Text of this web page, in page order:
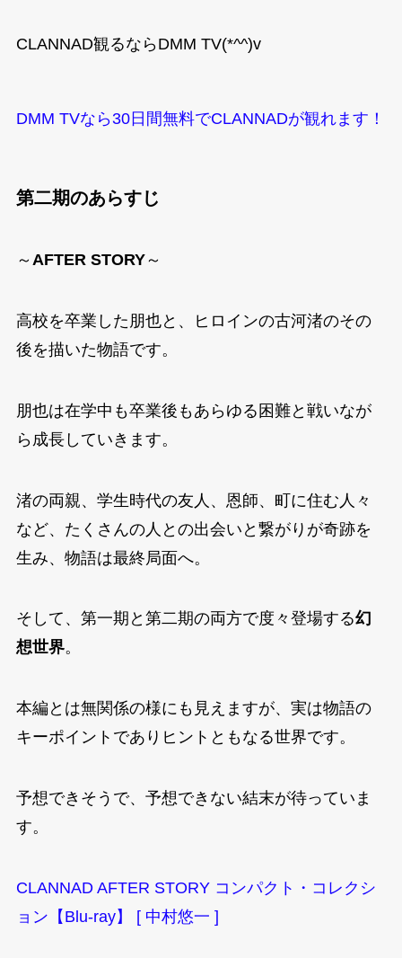
CLANNAD観るならDMM TV(*^^)v
DMM TVなら30日間無料でCLANNADが観れます！
第二期のあらすじ
～ AFTER STORY～
高校を卒業した朋也と、ヒロインの古河渚のその
後を描いた物語です。
朋也は在学中も卒業後もあらゆる困難と戦いなが
ら成長していきます。
渚の両親、学生時代の友人、恩師、町に住む人々
など、たくさんの人との出会いと繋がりが奇跡を
生み、物語は最終局面へ。
そして、第一期と第二期の両方で度々登場する幻
想世界。
本編とは無関係の様にも見えますが、実は物語の
キーポイントでありヒントともなる世界です。
予想できそうで、予想できない結末が待っていま
す。
CLANNAD AFTER STORY コンパクト・コレクシ
ョン【Blu-ray】 [ 中村悠一 ]